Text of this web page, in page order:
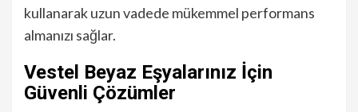
kullanarak uzun vadede mükemmel performans
almanızı sağlar.
Vestel Beyaz Eşyalarınız İçin
Güvenli Çözümler